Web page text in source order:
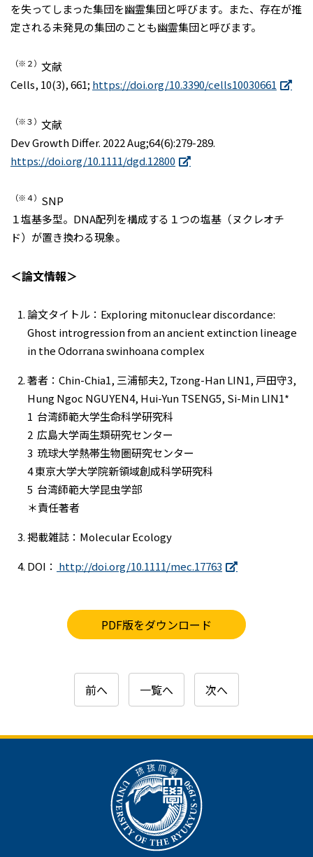
を失ってしまった集団を幽霊集団と呼びます。また、存在が推
定される未発見の集団のことも幽霊集団と呼びます。
（※２） 文献
Cells, 10(3), 661; https://doi.org/10.3390/cells10030661
（※３） 文献
Dev Growth Differ. 2022 Aug;64(6):279-289.
https://doi.org/10.1111/dgd.12800
（※４） SNP
１塩基多型。DNA配列を構成する１つの塩基（ヌクレオチ
ド）が置き換わる現象。
＜論文情報＞
論文タイトル：Exploring mitonuclear discordance:
Ghost introgression from an ancient extinction lineage
in the Odorrana swinhoana complex
著者：Chin-Chia1, 三浦郁夫2, Tzong-Han LIN1, 戸田守3,
Hung Ngoc NGUYEN4, Hui-Yun TSENG5, Si-Min LIN1*
1 台湾師範大学生命科学研究科
2 広島大学両生類研究センター
3 琉球大学熱帯生物圏研究センター
4 東京大学大学院新領域創成科学研究科
5 台湾師範大学昆虫学部
＊責任著者
掲載雑誌：Molecular Ecology
DOI： http://doi.org/10.1111/mec.17763
PDF版をダウンロード
前へ 一覧へ 次へ